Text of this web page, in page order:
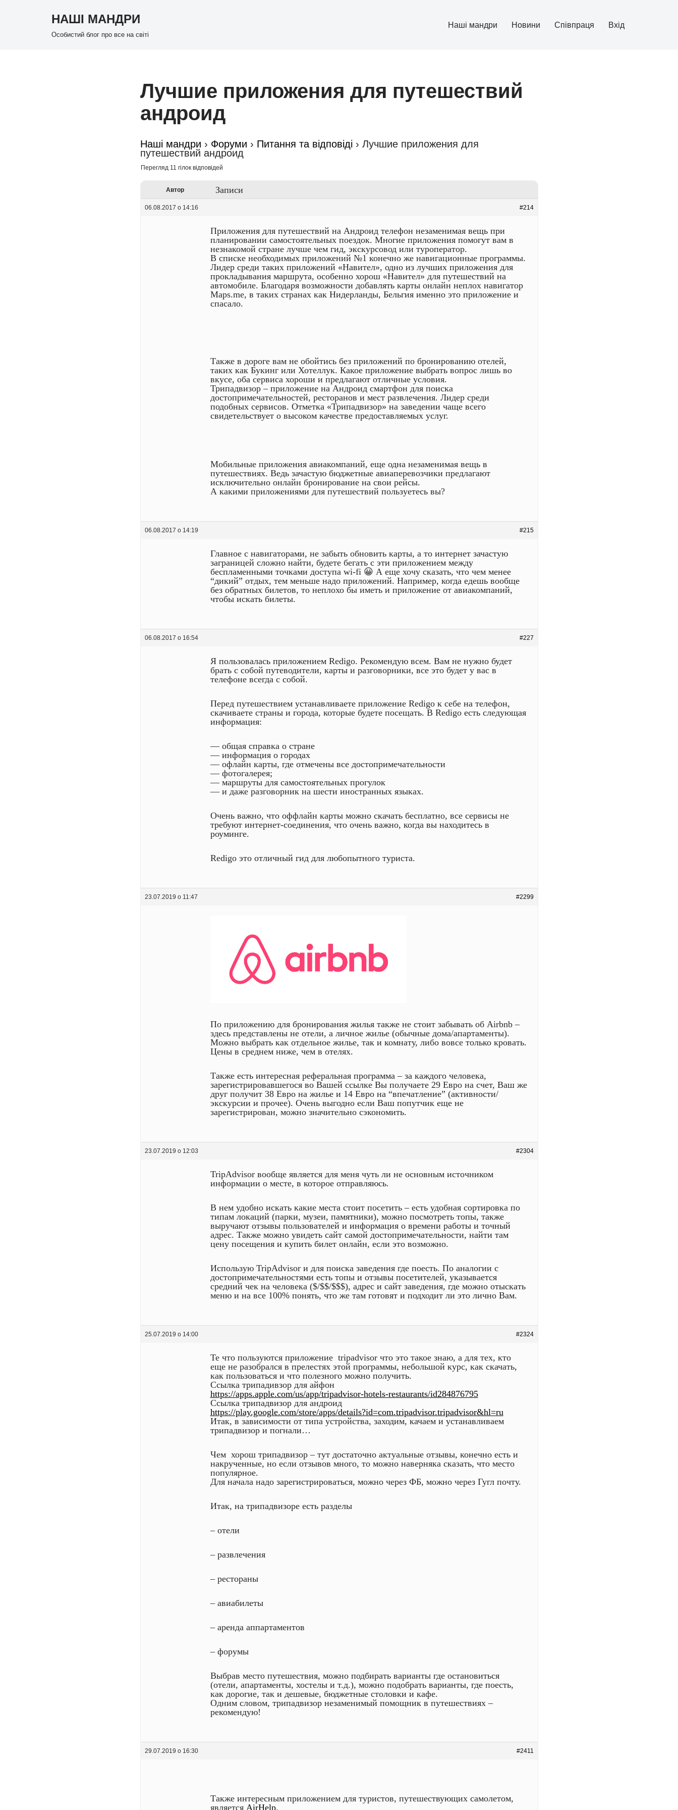
НАШІ МАНДРИ
Особистий блог про все на світі
Наші мандри Новини Співпраця Вхід
Лучшие приложения для путешествий
андроид
Наші мандри › Форуми › Питання та відповіді › Лучшие приложения для
путешествий андроид
Перегляд 11 гілок відповідей
Автор Записи
06.08.2017 о 14:16 #214
Приложения для путешествий на Андроид телефон незаменимая вещь при
планировании самостоятельных поездок. Многие приложения помогут вам в
незнакомой стране лучше чем гид, экскурсовод или туроператор.
В списке необходимых приложений №1 конечно же навигационные программы.
Лидер среди таких приложений «Навител», одно из лучших приложения для
прокладывания маршрута, особенно хорош «Навител» для путешествий на
автомобиле. Благодаря возможности добавлять карты онлайн неплох навигатор
Maps.me, в таких странах как Нидерланды, Бельгия именно это приложение и
спасало.
Также в дороге вам не обойтись без приложений по бронированию отелей,
таких как Букинг или Хотеллук. Какое приложение выбрать вопрос лишь во
вкусе, оба сервиса хороши и предлагают отличные условия.
Трипадвизор – приложение на Андроид смартфон для поиска
достопримечательностей, ресторанов и мест развлечения. Лидер среди
подобных сервисов. Отметка «Трипадвизор» на заведении чаще всего
свидетельствует о высоком качестве предоставляемых услуг.
Мобильные приложения авиакомпаний, еще одна незаменимая вещь в
путешествиях. Ведь зачастую бюджетные авиаперевозчики предлагают
исключительно онлайн бронирование на свои рейсы.
А какими приложениями для путешествий пользуетесь вы?
06.08.2017 о 14:19 #215
Главное с навигаторами, не забыть обновить карты, а то интернет зачастую
заграницей сложно найти, будете бегать с эти приложением между
беспламенными точками доступа wi-fi 😀 А еще хочу сказать, что чем менее
“дикий” отдых, тем меньше надо приложений. Например, когда едешь вообще
без обратных билетов, то неплохо бы иметь и приложение от авиакомпаний,
чтобы искать билеты.
06.08.2017 о 16:54 #227
Я пользовалась приложением Redigo. Рекомендую всем. Вам не нужно будет
брать с собой путеводители, карты и разговорники, все это будет у вас в
телефоне всегда с собой.
Перед путешествием устанавливаете приложение Redigo к себе на телефон,
скачиваете страны и города, которые будете посещать. В Redigo есть следующая
информация:
— общая справка о стране
— информация о городах
— офлайн карты, где отмечены все достопримечательности
— фотогалерея;
— маршруты для самостоятельных прогулок
— и даже разговорник на шести иностранных языках.
Очень важно, что оффлайн карты можно скачать бесплатно, все сервисы не
требуют интернет-соединения, что очень важно, когда вы находитесь в
роуминге.
Redigo это отличный гид для любопытного туриста.
23.07.2019 о 11:47 #2299
По приложению для бронирования жилья также не стоит забывать об Airbnb –
здесь представлены не отели, а личное жилье (обычные дома/апартаменты).
Можно выбрать как отдельное жилье, так и комнату, либо вовсе только кровать.
Цены в среднем ниже, чем в отелях.
Также есть интересная реферальная программа – за каждого человека,
зарегистрировавшегося во Вашей ссылке Вы получаете 29 Евро на счет, Ваш же
друг получит 38 Евро на жилье и 14 Евро на “впечатление” (активности/
экскурсии и прочее). Очень выгодно если Ваш попутчик еще не
зарегистрирован, можно значительно сэкономить.
23.07.2019 о 12:03 #2304
TripAdvisor вообще является для меня чуть ли не основным источником
информации о месте, в которое отправляюсь.
В нем удобно искать какие места стоит посетить – есть удобная сортировка по
типам локаций (парки, музеи, памятники), можно посмотреть топы, также
выручают отзывы пользователей и информация о времени работы и точный
адрес. Также можно увидеть сайт самой достопримечательности, найти там
цену посещения и купить билет онлайн, если это возможно.
Использую TripAdvisor и для поиска заведения где поесть. По аналогии с
достопримечательностями есть топы и отзывы посетителей, указывается
средний чек на человека ($/$$/$$$), адрес и сайт заведения, где можно отыскать
меню и на все 100% понять, что же там готовят и подходит ли это лично Вам.
25.07.2019 о 14:00 #2324
Те что пользуются приложение tripadvisor что это такое знаю, а для тех, кто
еще не разобрался в прелестях этой программы, небольшой курс, как скачать,
как пользоваться и что полезного можно получить.
Ссылка трипадивзор для айфон
https://apps.apple.com/us/app/tripadvisor-hotels-restaurants/id284876795
Ссылка трипадвизор для андроид
https://play.google.com/store/apps/details?id=com.tripadvisor.tripadvisor&hl=ru
Итак, в зависимости от типа устройства, заходим, качаем и устанавливаем
трипадвизор и погнали…
Чем хорош трипадвизор – тут достаточно актуальные отзывы, конечно есть и
накрученные, но если отзывов много, то можно наверняка сказать, что место
популярное.
Для начала надо зарегистрироваться, можно через ФБ, можно через Гугл почту.
Итак, на трипадвизоре есть разделы
– отели
– развлечения
– рестораны
– авиабилеты
– аренда аппартаментов
– форумы
Выбрав место путешествия, можно подбирать варианты где остановиться
(отели, апартаменты, хостелы и т.д.), можно подобрать варианты, где поесть,
как дорогие, так и дешевые, бюджетные столовки и кафе.
Одним словом, трипадвизор незаменимый помощник в путешествиях –
рекомендую!
29.07.2019 о 16:30 #2411
Также интересным приложением для туристов, путешествующих самолетом,
является AirHelp.